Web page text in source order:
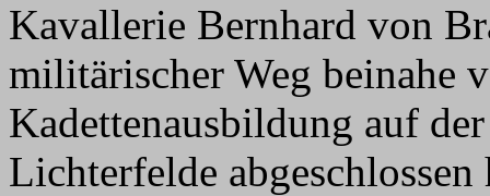
Kavallerie Bernhard von
militärischer Weg beinahe
Kadettenausbildung auf
Lichterfelde